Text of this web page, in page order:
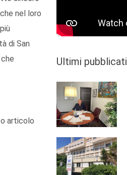
nel loro
di San
articolo
Ultimi pubblicati